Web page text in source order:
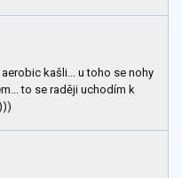
kašli... u toho se nohy
to se raději uchodím k